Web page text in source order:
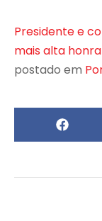
Presidente e
mais alta
postado em